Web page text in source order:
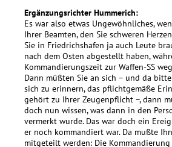
Ergänzungsrichter Hummerich:
Es war also etwas Ungewöhnliches,
Ihrer Beamten, den Sie schweren
Sie in Friedrichshafen ja auch Leute
nach dem Osten abgestellt haben,
Kommandierungszeit zur Waffen-SS
Dann müßten Sie an sich – und da
sich zu erinnern, das pflichtgemäße
gehört zu Ihrer Zeugenpflicht –, dann
doch nun wissen, was dann in den
vermerkt wurde. Das war doch ein
er noch kommandiert war. Da mußte
mitgeteilt werden: Die